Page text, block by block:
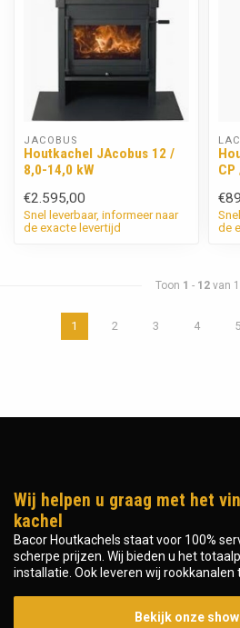
JACOBUS
Houtkachel JAcobus 12 /
8,0-14,0 kW
€2.595,00
Snel leverbaar, informeer naar
de exacte levertijd
CP
de
Toon 1 - 12van
1 2 3 4 5
Wij helpen u graag met het
kachel
Bacor Houtkachels staat voor 100%
scherpe prijzen. Wij bieden u het
installatie. Ook leveren wij rookkanalen
Bekijk onze